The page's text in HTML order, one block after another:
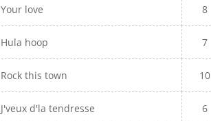
Your love 8
Hula hoop 7
Rock this town 10
J'veux d'la tendresse 6